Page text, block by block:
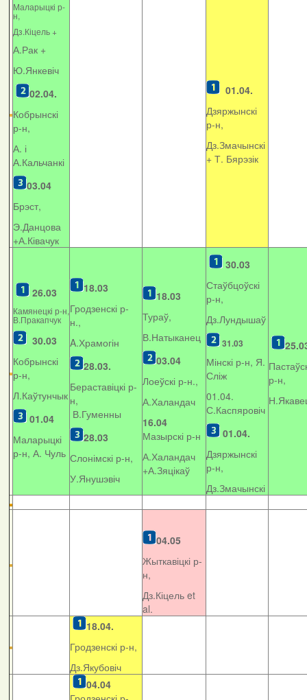
Маларыцкі р-
н,
Дз.Кіцель +
А.Рак +
Ю.Янкевіч
02.04.
Кобрынскі
р-н,
А. і
А.Кальчанкі
03.04
Брэст,
Э.Данцова
+А.Ківачук
01.04.
Дзяржынскі
р-н,
Дз.Змачынскі
+ Т. Бярэзік
26.03
Камянецкі р-н,
В.Пракапчук
30.03
Кобрынскі
р-н,
Л.Каўтунчык
01.04
Маларыцкі
р-н, А. Чуль
18.03
Гродзенскі р-
н.,
A.Храмогін
28.03.
Бераставіцкі р-
н,
В.Гуменны
28.03
Слонімскі р-н,
У.Янушэвіч
18.03
Тураў,
В.Натыканец
03.04
Лоеўскі р-н.,
А.Халандач
16.04
Мазырскі р-н
А.Халандач
+А.Зяцікаў
30.03
Стаўбцоўскі
р-н,
Дз.Лундышаў
31.03
Мінскі р-н, Я.
Сліж
01.04.
С.Каспяровіч
01.04.
Дзяржынскі
р-н,
Дз.Змачынскі
р-н,
04.05
Жыткавіцкі р-
н,
Дз.Кіцель et
al.
18.04.
Гродзенскі р-н,
Дз.Якубовіч
04.04